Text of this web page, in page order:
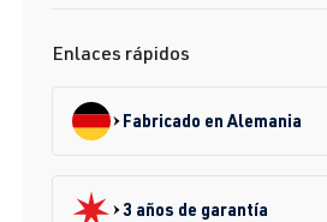
Enlaces rápidos
Fabricado en Alemania
3 años de garantía